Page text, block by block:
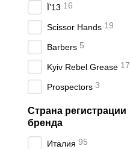
Ї’13 16
Scissor Hands 19
Barbers 5
Kyiv Rebel Grease 17
Prospectors 3
Страна регистрации
бренда
Италия 95